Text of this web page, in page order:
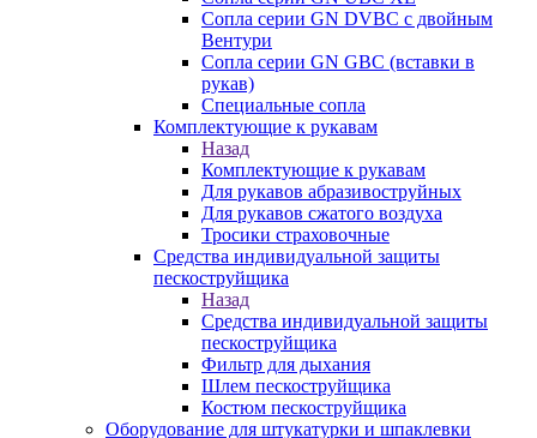
Сопла серии GN DVBC с двойным
Вентури
Сопла серии GN GBC (вставки в
рукав)
Специальные сопла
Комплектующие к рукавам
Назад
Комплектующие к рукавам
Для рукавов абразивоструйных
Для рукавов сжатого воздуха
Тросики страховочные
Средства индивидуальной защиты
пескоструйщика
Назад
Средства индивидуальной защиты
пескоструйщика
Фильтр для дыхания
Шлем пескоструйщика
Костюм пескоструйщика
Оборудование для штукатурки и шпаклевки